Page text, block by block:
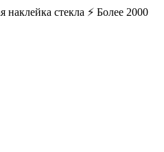
наклейка стекла ⚡ Более 2000